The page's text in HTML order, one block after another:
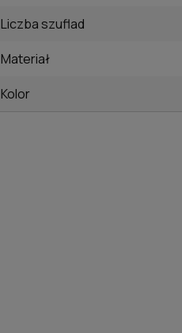
Liczba szuflad
Materiał
Kolor